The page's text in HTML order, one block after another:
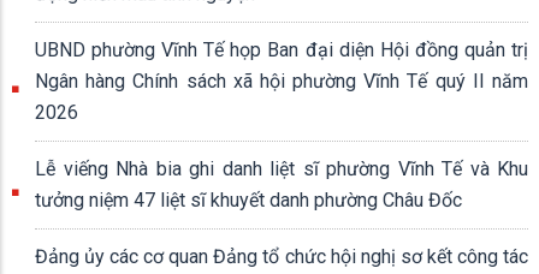
UBND phường Vĩnh Tế họp Ban đại diện Hội đồng quản trị
Ngân hàng Chính sách xã hội phường Vĩnh Tế quý II năm
2026
Lễ viếng Nhà bia ghi danh liệt sĩ phường Vĩnh Tế và Khu
tưởng niệm 47 liệt sĩ khuyết danh phường Châu Đốc
Đảng ủy các cơ quan Đảng tổ chức hội nghị sơ kết công tác